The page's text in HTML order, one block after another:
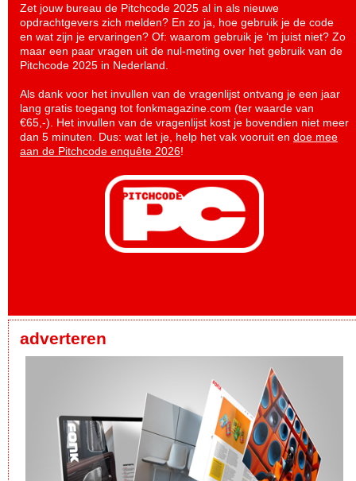
Zet jouw bureau de Pitchcode 2025 al in als nieuwe
opdrachtgevers zich melden? En zo ja, hoe gebruik je de code
en wat zijn je ervaringen? Of: waarom gebruik je ‘m juist niet? Zo
maar een paar vragen uit de nul-meting over het gebruik van de
Pitchcode 2025 in Nederland.
Als dank voor het invullen van de vragenlijst ontvang je een jaar
lang gratis toegang tot fonkmagazine.com (ter waarde van
€65,-). Het invullen van de vragenlijst kost je bovendien niet meer
dan 5 minuten. Dus: wat let je, help het vak vooruit en doe mee
aan de Pitchcode enquête 2026!
adverteren